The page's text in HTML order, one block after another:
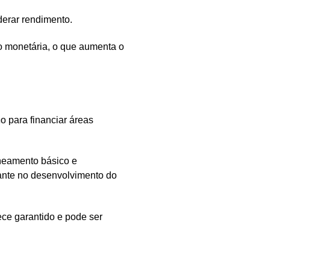
rendimento.
monetária, o que aumenta o
para financiar áreas
básico e
no desenvolvimento do
garantido e pode ser